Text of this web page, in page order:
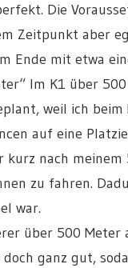
Die
Zeitpunkt aber
Ende mit etwa
Im K1 über
weil ich beim
auf eine
kurz nach
zu fahren.
war.
über 500 Meter
ganz gut,